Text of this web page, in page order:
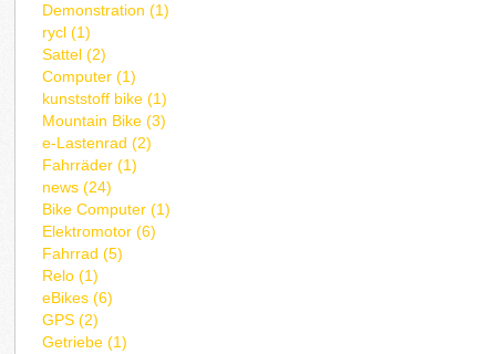
Demonstration (1)
rycl (1)
Sattel (2)
Computer (1)
kunststoff bike (1)
Mountain Bike (3)
e-Lastenrad (2)
Fahrräder (1)
news (24)
Bike Computer (1)
Elektromotor (6)
Fahrrad (5)
Relo (1)
eBikes (6)
GPS (2)
Getriebe (1)